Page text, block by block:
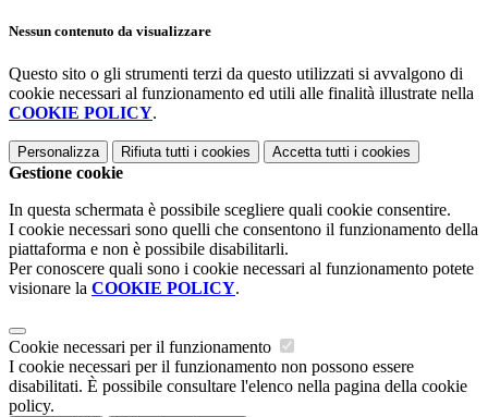
Nessun contenuto da visualizzare
Questo sito o gli strumenti terzi da questo utilizzati si avvalgono di
cookie necessari al funzionamento ed utili alle finalità illustrate nella
COOKIE POLICY.
Personalizza Rifiuta tutti i cookies Accetta tutti i cookies
Gestione cookie
In questa schermata è possibile scegliere quali cookie consentire.
I cookie necessari sono quelli che consentono il funzionamento della
piattaforma e non è possibile disabilitarli.
Per conoscere quali sono i cookie necessari al funzionamento potete
visionare la COOKIE POLICY.
Cookie necessari per il funzionamento
I cookie necessari per il funzionamento non possono essere
disabilitati. È possibile consultare l'elenco nella pagina della cookie
policy.